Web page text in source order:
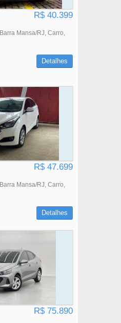
R$ 40.399
Barra Mansa/RJ Carro
Detalhes
R$ 47.699
Barra Mansa/RJ Carro
Detalhes
R$ 75.890